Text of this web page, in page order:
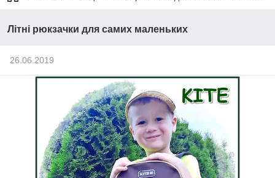
Літні рюкзачки для самих маленьких
26.06.2019